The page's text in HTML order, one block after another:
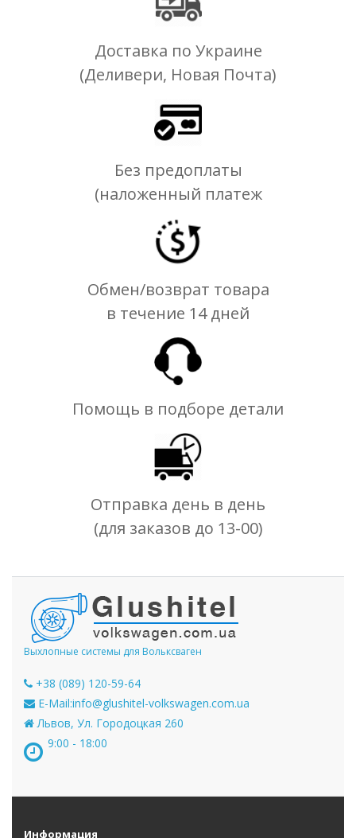
Доставка по Украине
(Деливери, Новая Почта)
Без предоплаты
(наложенный платеж
Обмен/возврат товара
в течение 14 дней
Помощь в подборе детали
Отправка день в день
(для заказов до 13-00)
Выхлопные системы для Вольксваген
+38 (089) 120-59-64
E-Mail:info@glushitel-volkswagen.com.ua
Львов, Ул. Городоцкая 260
9:00 - 18:00
Информация